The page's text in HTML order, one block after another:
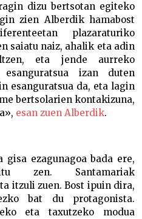
dizu bertsotan egiteko
zien Alberdik hamabost
plazaraturiko
saiatu naiz, ahalik eta adin
eta jende aurreko
izan duten
esanguratsua da, eta lagin
bertsolarien kontakizuna,
esan zuen Alberdik.
gisa ezagunagoa bada ere,
zen. Santamariak
itzuli zuen. Bost ipuin dira,
bat du protagonista.
eta taxutzeko modua